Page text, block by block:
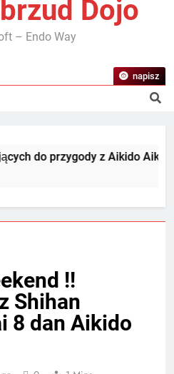
Dojo
– Endo Way
napisz
do przygody z Aikido Aikikai!!
!!
Shihan
8 dan Aikido